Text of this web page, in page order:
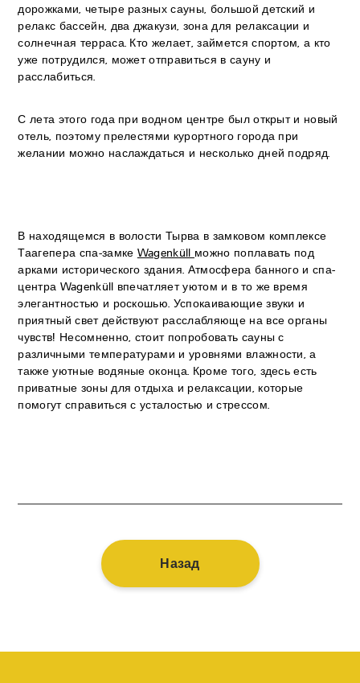
дорожками, четыре разных сауны, большой детский и
релакс бассейн, два джакузи, зона для релаксации и
солнечная терраса. Кто желает, займется спортом, а кто
уже потрудился, может отправиться в сауну и
расслабиться.
С лета этого года при водном центре был открыт и новый
отель, поэтому прелестями курортного города при
желании можно наслаждаться и несколько дней подряд.
В находящемся в волости Тырва в замковом комплексе
Таагепера спа-замке Wagenküll можно поплавать под
арками исторического здания. Атмосфера банного и спа-
центра Wagenküll впечатляет уютом и в то же время
элегантностью и роскошью. Успокаивающие звуки и
приятный свет действуют расслабляюще на все органы
чувств! Несомненно, стоит попробовать сауны с
различными температурами и уровнями влажности, а
также уютные водяные оконца. Кроме того, здесь есть
приватные зоны для отдыха и релаксации, которые
помогут справиться с усталостью и стрессом.
Назад